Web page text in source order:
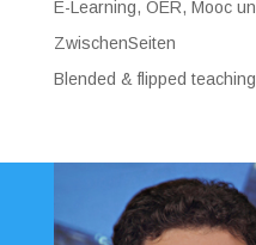
E-Learning, OER, Mooc
ZwischenSeiten
Blended & flipped